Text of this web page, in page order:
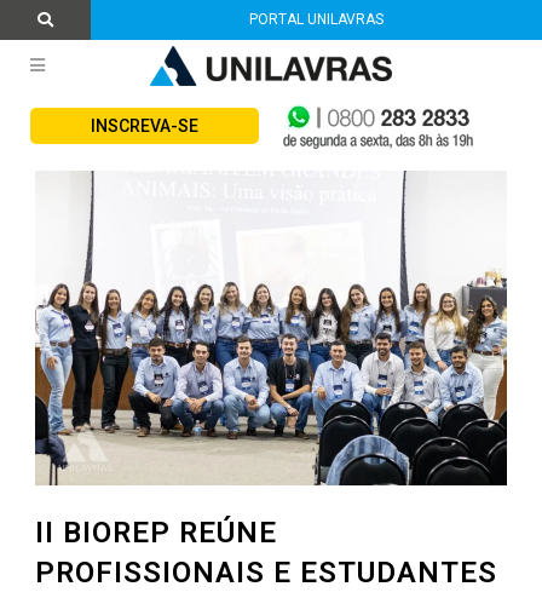
PORTAL UNILAVRAS
INSCREVA-SE
II BIOREP REÚNE
PROFISSIONAIS E ESTUDANTES